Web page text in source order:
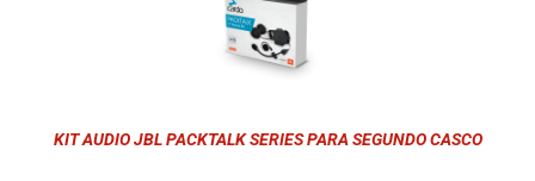
KIT AUDIO JBL PACKTALK SERIES PARA SEGUNDO CASCO